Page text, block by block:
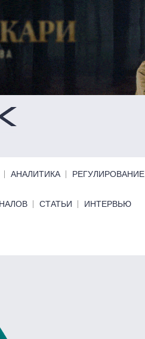
АНАЛИТИКА РЕГУЛИРОВАНИЕ
СТАТЬИ ИНТЕРВЬЮ